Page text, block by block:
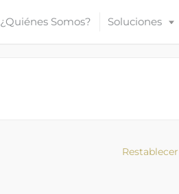
¿Quiénes Somos? Soluciones
Restablecer